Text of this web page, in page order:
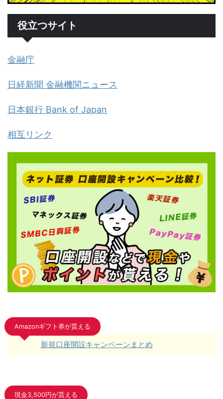
役立つサイト
金融庁
日経新聞 金融機関ニュース
日本銀行 Bank of Japan
相互リンク
Amazonギフト券が貰える
新規口座開設キャンペーンまとめ
現金3,500円が貰える